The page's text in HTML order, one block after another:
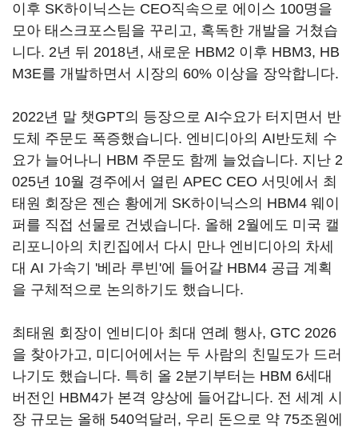
이후 SK하이닉스는 CEO직속으로 에이스 100명을
모아 태스크포스팀을 꾸리고, 혹독한 개발을 거쳤습
니다. 2년 뒤 2018년, 새로운 HBM2 이후 HBM3, HB
M3E를 개발하면서 시장의 60% 이상을 장악합니다.
2022년 말 챗GPT의 등장으로 AI수요가 터지면서 반
도체 주문도 폭증했습니다. 엔비디아의 AI반도체 수
요가 늘어나니 HBM 주문도 함께 늘었습니다. 지난 2
025년 10월 경주에서 열린 APEC CEO 서밋에서 최
태원 회장은 젠슨 황에게 SK하이닉스의 HBM4 웨이
퍼를 직접 선물로 건넸습니다. 올해 2월에도 미국 캘
리포니아의 치킨집에서 다시 만나 엔비디아의 차세
대 AI 가속기 '베라 루빈'에 들어갈 HBM4 공급 계획
을 구체적으로 논의하기도 했습니다.
최태원 회장이 엔비디아 최대 연례 행사, GTC 2026
을 찾아가고, 미디어에서는 두 사람의 친밀도가 드러
나기도 했습니다. 특히 올 2분기부터는 HBM 6세대
버전인 HBM4가 본격 양상에 들어갑니다. 전 세계 시
장 규모는 올해 540억달러, 우리 돈으로 약 75조원에